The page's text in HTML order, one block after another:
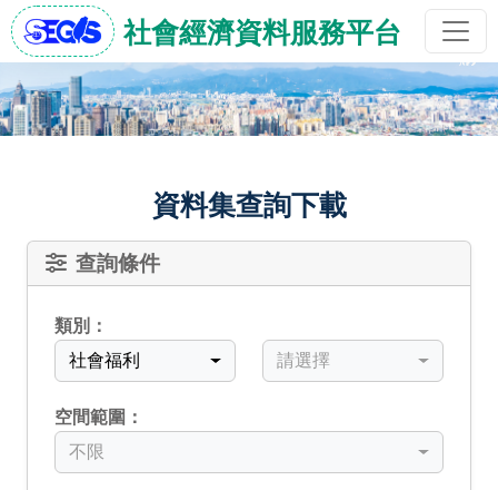
社會經濟資料服務平台
資料集查詢下載
查詢條件
類別：
中類
社會福利
小類 請選擇
空間範圍：
不限